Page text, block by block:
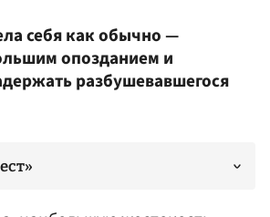
себя как обычно —
опозданием и
разбушевавшегося